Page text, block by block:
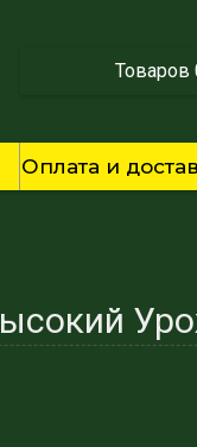
Товаров
Оплата и